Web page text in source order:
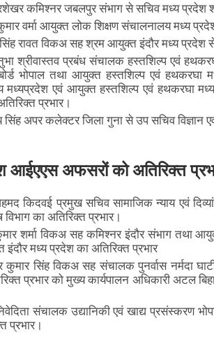
कमिश्नर जबलपुर संभाग से सचिव मध्य प्रदेश
वर्मा आयुक्त लोक शिक्षण संचालनालय मध्य
सिंह रावत विकअ सह श्रम आयुक्त इंदौर मध्य
श्रीवास्तव प्रबंध संचालक हस्तशिल्प एवं
बोर्ड भोपाल तथा आयुक्त हस्तशिल्प एवं
मध्यप्रदेश एवं आयुक्त हस्तशिल्प एवं हथकरघा
प्रभार।
अपर कलेक्टर जिला गुना से उप सचिव विज्ञान एवं
आईएएस अफसरों को अतिरिक्त
किदवई प्रमुख सचिव सामाजिक न्याय एवं
का अतिरिक्त प्रभार।
शर्मा विकअ सह कमिश्नर इंदौर संभाग तथा
मध्य प्रदेश का अतिरिक्त प्रभार
कुमार सिंह विकअ सह संचालक पुनर्वास नर्मदा
प्रभार को मुख्य कार्यपालन अधिकारी अटल
संचालक उद्यानिकी एवं खाद्य प्रसंस्करण
प्रभार।